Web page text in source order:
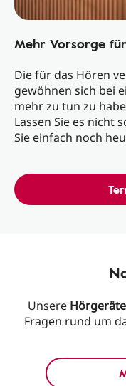
Mehr Vorsorge
Die für das Hören
gewöhnen sich bei
mehr zu tun zu
Lassen Sie es nicht
Sie einfach noch
Unsere
Fragen rund um